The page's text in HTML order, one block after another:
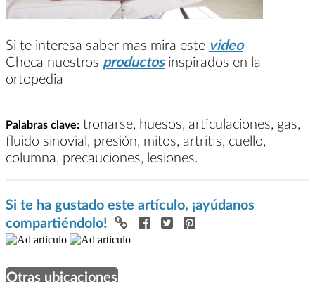
Si te interesa saber mas mira este video
Checa nuestros productosinspirados en la
ortopedia
Palabras clave: tronarse, huesos, articulaciones, gas,
fluido sinovial, presión, mitos, artritis, cuello,
columna, precauciones, lesiones.
Si te ha gustado este artículo, ¡ayúdanos
compartiéndolo!
Otras ubicaciones